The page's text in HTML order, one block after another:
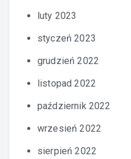
luty 2023
styczeń 2023
grudzień 2022
listopad 2022
październik 2022
wrzesień 2022
sierpień 2022